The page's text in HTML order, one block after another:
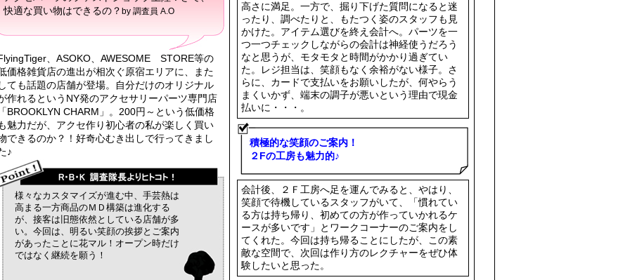
快適な買い物はできるの？ by 調査員 A.O
、ASOKO、AWESOME STORE等の
価格雑貨店の進出が相次ぐ原宿エリアに、また
ても話題の店舗が登場。自分だけのオリジナル
作れるというNY発のアクセサリーパーツ専門店
BROOKLYN CHARM」。200円～という低価格
魅力だが、アクセ作り初心者の私が楽しく買い
できるのか？！好奇心むき出しで行ってきまし
♪
様々なカスタマイズが進む中、手芸熱は
高まる一方商品のＭＤ構築は進化する
が、接客は旧態依然としている店舗が多
い。今回は、明るい笑顔の挨拶とご案内
があったことに花マル！オープン時だけ
ではなく継続を願う！
高さに満足。一方で、掘り下げた質問になると迷
ったり、調べたりと、もたつく姿のスタッフも見
かけた。アイテム選びを終え会計へ。パーツを一
つ一つチェックしながらの会計は神経使うだろう
なと思うが、モタモタと時間がかかり過ぎてい
た。レジ担当は、笑顔もなく余裕がない様子。さ
らに、カードで支払いをお願いしたが、何やらう
まくいかず、端末の調子が悪いという理由で現金
払いに・・・。
積極的な笑顔のご案内！
２Fの工房も魅力的♪
会計後、２Ｆ工房へ足を運んでみると、やはり、
笑顔で待機しているスタッフがいて、「慣れてい
る方は持ち帰り、初めての方が作っていかれるケ
ースが多いです」とワークコーナーのご案内をし
てくれた。今回は持ち帰ることにしたが、この素
敵な空間で、次回は作り方のレクチャーをぜひ体
験したいと思った。